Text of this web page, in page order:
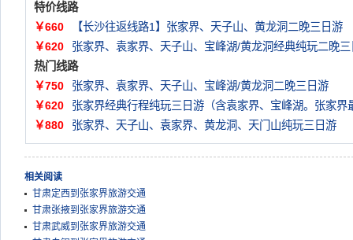
特价线路
￥660
【长沙往返线路1】张家界、天子山、黄龙洞二晚三日游
￥620
张家界、袁家界、天子山、宝峰湖/黄龙洞经典纯玩二晚三
热门线路
￥750
张家界、袁家界、天子山、宝峰湖/黄龙洞二晚三日游
￥620
张家界经典行程纯玩三日游（含袁家界、宝峰湖。张家界
￥880
张家界、天子山、袁家界、黄龙洞、天门山纯玩三日游
相关阅读
甘肃定西到张家界旅游交通
甘肃张掖到张家界旅游交通
甘肃武威到张家界旅游交通